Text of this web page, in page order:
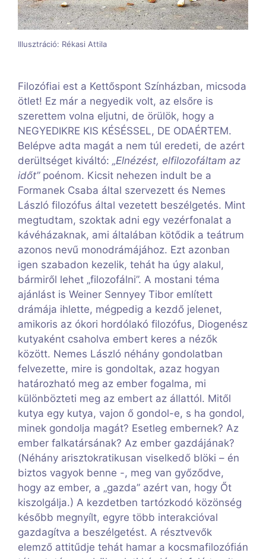
Illusztráció: Rékasi Attila
Filozófiai est a Kettőspont Színházban, micsoda
ötlet! Ez már a negyedik volt, az elsőre is
szerettem volna eljutni, de örülök, hogy a
NEGYEDIKRE KIS KÉSÉSSEL, DE ODAÉRTEM.
Belépve adta magát a nem túl eredeti, de azért
derültséget kiváltó: „Elnézést, elfilozofáltam az
időt”poénom. Kicsit nehezen indult be a
Formanek Csaba által szervezett és Nemes
László filozófus által vezetett beszélgetés. Mint
megtudtam, szoktak adni egy vezérfonalat a
kávéházaknak, ami általában kötődik a teátrum
azonos nevű monodrámájához. Ezt azonban
igen szabadon kezelik, tehát ha úgy alakul,
bármiről lehet „filozofálni”. A mostani téma
ajánlást is Weiner Sennyey Tibor említett
drámája ihlette, mégpedig a kezdő jelenet,
amikoris az ókori hordólakó filozófus, Diogenész
kutyaként csaholva embert keres a nézők
között. Nemes László néhány gondolatban
felvezette, mire is gondoltak, azaz hogyan
határozható meg az ember fogalma, mi
különbözteti meg az embert az állattól. Mitől
kutya egy kutya, vajon ő gondol-e, s ha gondol,
minek gondolja magát? Esetleg embernek? Az
ember falkatársának? Az ember gazdájának?
(Néhány arisztokratikusan viselkedő blöki – én
biztos vagyok benne -, meg van győződve,
hogy az ember, a „gazda” azért van, hogy Őt
kiszolgálja.) A kezdetben tartózkodó közönség
később megnyílt, egyre több interakcióval
gazdagítva a beszélgetést. A résztvevők
elemző attitűdje tehát hamar a kocsmafilozófián